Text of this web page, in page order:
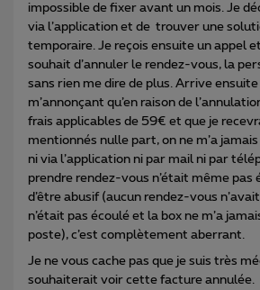
impossible de fixer avant un mois. Je
via l’application et de trouver une
temporaire. Je reçois ensuite un appel
souhait d’annuler le rendez-vous, la
sans rien me dire de plus. Arrive
m’annonçant qu’en raison de
frais applicables de 59€ et que je
mentionnés nulle part, on ne m’a
ni via l’application ni par mail ni par
prendre rendez-vous n’était même pas
d’être abusif (aucun rendez-vous
n’était pas écoulé et la box ne m’a
poste), c’est complètement aberrant.
Je ne vous cache pas que je suis très
souhaiterait voir cette facture annulée.